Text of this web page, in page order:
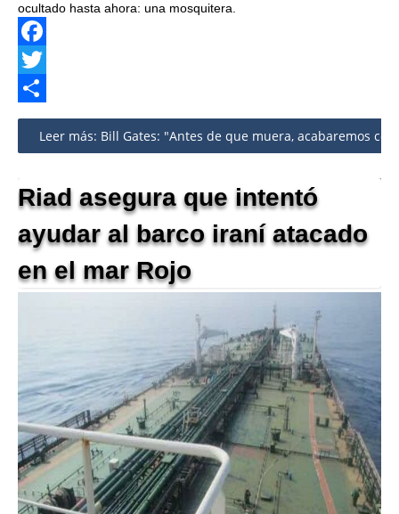
ocultado hasta ahora: una mosquitera.
Facebook
Twitter
Share
Leer más: Bill Gates: "Antes de que muera, acabaremos
Riad asegura que intentó
ayudar al barco iraní atacado
en el mar Rojo